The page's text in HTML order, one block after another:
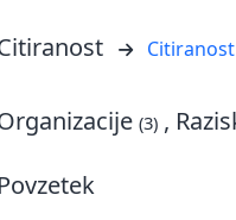
(3) ,
Povzetek